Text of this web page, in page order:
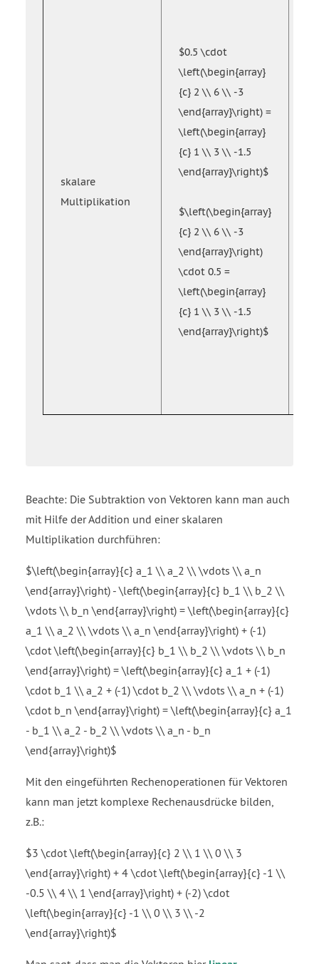
skalare
Multiplikation
$0.5 \cdot
\left(\begin{array}
{c} 2 \\ 6 \\ -3
\end{array}\right) =
\left(\begin{array}
{c} 1 \\ 3 \\ -1.5
\end{array}\right)$
$\left(\begin{array}
{c} 2 \\ 6 \\ -3
\end{array}\right)
\cdot 0.5 =
\left(\begin{array}
{c} 1 \\ 3 \\ -1.5
\end{array}\right)$
Beachte: Die Subtraktion von Vektoren kann man auch
mit Hilfe der Addition und einer skalaren
Multiplikation durchführen:
$\left(\begin{array}{c} a_1 \\ a_2 \\ \vdots \\ a_n
\end{array}\right) - \left(\begin{array}{c} b_1 \\ b_2 \\
\vdots \\ b_n \end{array}\right) = \left(\begin{array}{c}
a_1 \\ a_2 \\ \vdots \\ a_n \end{array}\right) + (-1)
\cdot \left(\begin{array}{c} b_1 \\ b_2 \\ \vdots \\ b_n
\end{array}\right) = \left(\begin{array}{c} a_1 + (-1)
\cdot b_1 \\ a_2 + (-1) \cdot b_2 \\ \vdots \\ a_n + (-1)
\cdot b_n \end{array}\right) = \left(\begin{array}{c} a_1
- b_1 \\ a_2 - b_2 \\ \vdots \\ a_n - b_n
\end{array}\right)$
Mit den eingeführten Rechenoperationen für Vektoren
kann man jetzt komplexe Rechenausdrücke bilden,
z.B.:
$3 \cdot \left(\begin{array}{c} 2 \\ 1 \\ 0 \\ 3
\end{array}\right) + 4 \cdot \left(\begin{array}{c} -1 \\
-0.5 \\ 4 \\ 1 \end{array}\right) + (-2) \cdot
\left(\begin{array}{c} -1 \\ 0 \\ 3 \\ -2
\end{array}\right)$